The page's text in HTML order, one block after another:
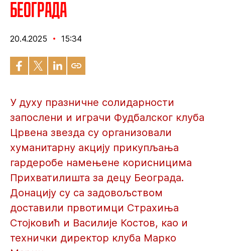
Београда
20.4.2025 15:34
У духу празничне солидарности
запослени и играчи Фудбалског клуба
Црвена звезда су организовали
хуманитарну акцију прикупљања
гардеробе намењене корисницима
Прихватилишта за децу Београда.
Донацију су са задовољством
доставили првотимци Страхиња
Стојковић и Василије Костов, као и
технички директор клуба Марко